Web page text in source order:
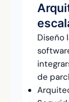
Diseño
de